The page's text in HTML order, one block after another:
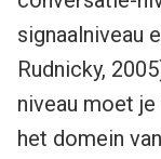
signaalniveau
Rudnicky,
niveau moet je
het domein